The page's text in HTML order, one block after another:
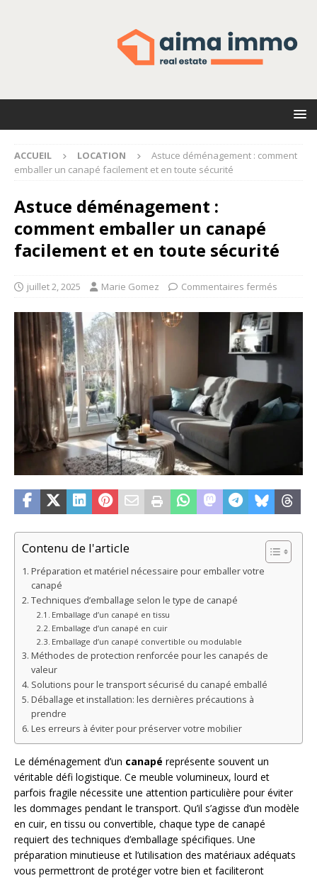
ACCUEIL LOCATION
Astuce déménagement : comment
emballer un canapé facilement et en toute sécurité
Astuce déménagement :
comment emballer un canapé
facilement et en toute sécurité
juillet 2, 2025 Marie Gomez Commentaires fermés
Contenu de l'article
Préparation et matériel nécessaire pour emballer votre
canapé
Techniques d’emballage selon le type de canapé
Emballage d’un canapé en tissu
Emballage d’un canapé en cuir
Emballage d’un canapé convertible ou modulable
Méthodes de protection renforcée pour les canapés de
valeur
Solutions pour le transport sécurisé du canapé emballé
Déballage et installation: les dernières précautions à
prendre
Les erreurs à éviter pour préserver votre mobilier
Le déménagement d’un canapé représente souvent un
véritable défi logistique. Ce meuble volumineux, lourd et
parfois fragile nécessite une attention particulière pour éviter
les dommages pendant le transport. Qu’il s’agisse d’un modèle
en cuir, en tissu ou convertible, chaque type de canapé
requiert des techniques d’emballage spécifiques. Une
préparation minutieuse et l’utilisation des matériaux adéquats
vous permettront de protéger votre bien et faciliteront